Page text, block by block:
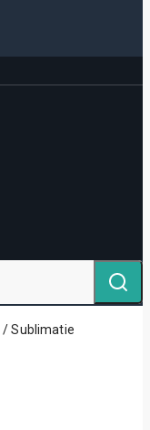
/ Sublimatie